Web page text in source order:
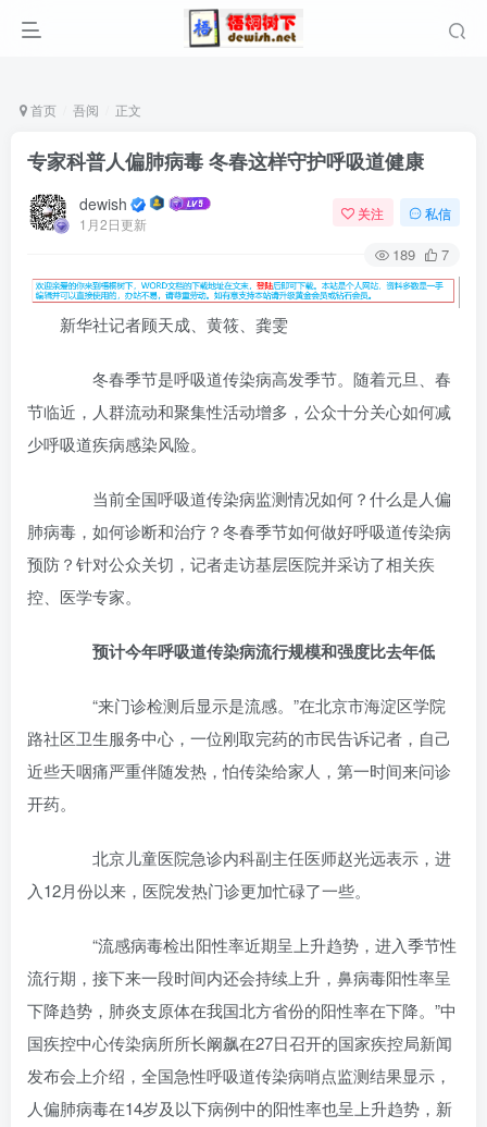
首页 吾阅 正文
专家科普人偏肺病毒 冬春这样守护呼吸道健康
dewish
1月2日更新
关注 私信
189 7
新华社记者顾天成、黄筱、龚雯
冬春季节是呼吸道传染病高发季节。随着元旦、春
节临近，人群流动和聚集性活动增多，公众十分关心如何减
少呼吸道疾病感染风险。
当前全国呼吸道传染病监测情况如何？什么是人偏
肺病毒，如何诊断和治疗？冬春季节如何做好呼吸道传染病
预防？针对公众关切，记者走访基层医院并采访了相关疾
控、医学专家。
预计今年呼吸道传染病流行规模和强度比去年低
“来门诊检测后显示是流感。”在北京市海淀区学院
路社区卫生服务中心，一位刚取完药的市民告诉记者，自己
近些天咽痛严重伴随发热，怕传染给家人，第一时间来问诊
开药。
北京儿童医院急诊内科副主任医师赵光远表示，进
入12月份以来，医院发热门诊更加忙碌了一些。
“流感病毒检出阳性率近期呈上升趋势，进入季节性
流行期，接下来一段时间内还会持续上升，鼻病毒阳性率呈
下降趋势，肺炎支原体在我国北方省份的阳性率在下降。”中
国疾控中心传染病所所长阚飙在27日召开的国家疾控局新闻
发布会上介绍，全国急性呼吸道传染病哨点监测结果显示，
人偏肺病毒在14岁及以下病例中的阳性率也呈上升趋势，新